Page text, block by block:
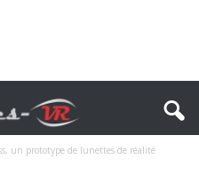
un prototype de lunettes de réalité